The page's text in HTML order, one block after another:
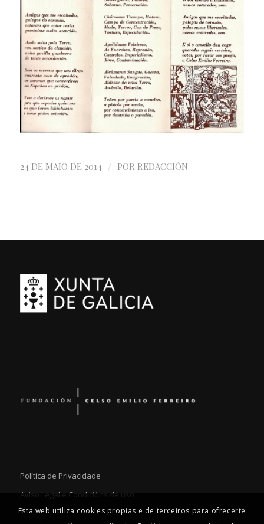
24 DE MAIO DE 2014 / POR REDACCIÓN
Política de Privacidade
Aviso Legal e Condicións de uso
Esta web utiliza cookies propias e de terceiros para ofrecerte